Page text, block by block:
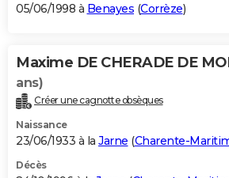
05/06/1998 à Benayes (Corrèze)
Maxime DE CHERADE DE
ans)
Créer une cagnotte obsèques
Naissance
23/06/1933 à la Jarne (Charente-
Décès